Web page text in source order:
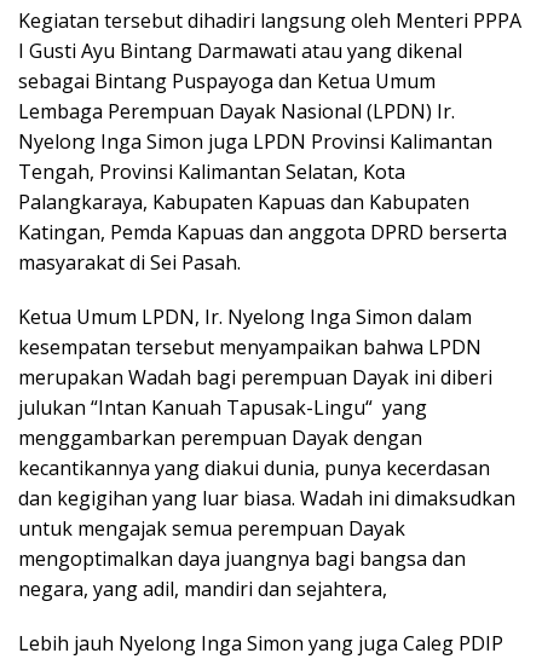
Kegiatan tersebut dihadiri langsung oleh Menteri PPPA
I Gusti Ayu Bintang Darmawati atau yang dikenal
sebagai Bintang Puspayoga dan Ketua Umum
Lembaga Perempuan Dayak Nasional (LPDN) Ir.
Nyelong Inga Simon juga LPDN Provinsi Kalimantan
Tengah, Provinsi Kalimantan Selatan, Kota
Palangkaraya, Kabupaten Kapuas dan Kabupaten
Katingan, Pemda Kapuas dan anggota DPRD berserta
masyarakat di Sei Pasah.
Ketua Umum LPDN, Ir. Nyelong Inga Simon dalam
kesempatan tersebut menyampaikan bahwa LPDN
merupakan Wadah bagi perempuan Dayak ini diberi
julukan “Intan Kanuah Tapusak-Lingu“ yang
menggambarkan perempuan Dayak dengan
kecantikannya yang diakui dunia, punya kecerdasan
dan kegigihan yang luar biasa. Wadah ini dimaksudkan
untuk mengajak semua perempuan Dayak
mengoptimalkan daya juangnya bagi bangsa dan
negara, yang adil, mandiri dan sejahtera,
Lebih jauh Nyelong Inga Simon yang juga Caleg PDIP